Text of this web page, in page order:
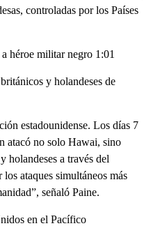
controladas por los Países
héroe militar negro 1:01
y holandeses de
estadounidense. Los días 7
atacó no solo Hawai, sino
holandeses a través del
ataques simultáneos más
señaló Paine.
en el Pacífico